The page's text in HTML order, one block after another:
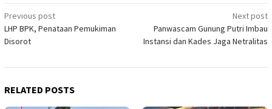
Post
navigation
Previous post
LHP BPK, Penataan Pemukiman
Disorot
Next post
Panwascam Gunung Putri Imbau
Instansi dan Kades Jaga Netralitas
RELATED POSTS